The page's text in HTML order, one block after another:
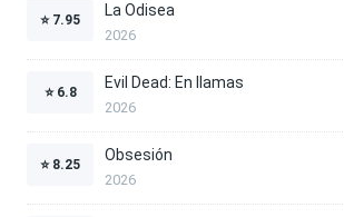
⭐ 7.95
La Odisea
2026
⭐ 6.8
Evil Dead: En llamas
2026
⭐ 8.25
Obsesión
2026